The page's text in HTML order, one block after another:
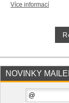
Více informací
NOVINKY